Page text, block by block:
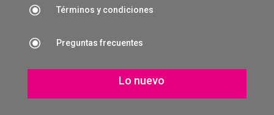
\ Términos y condiciones
\ Preguntas frecuentes
Lo nuevo